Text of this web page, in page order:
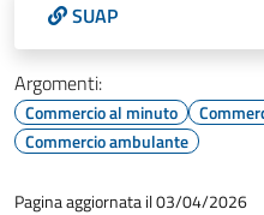
SUAP
Argomenti:
Commercio al minuto
Commercio ambulante
Pagina aggiornata il 03/04/2026